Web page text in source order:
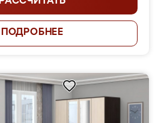
ПОДРОБНЕЕ